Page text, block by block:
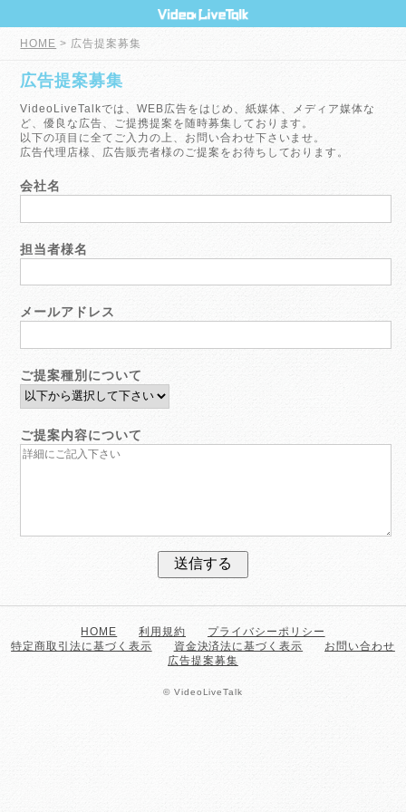
HOME > 広告提案募集
広告提案募集
VideoLiveTalkでは、WEB広告をはじめ、紙媒体、メディア媒体な
ど、優良な広告、ご提携提案を随時募集しております。
以下の項目に全てご入力の上、お問い合わせ下さいませ。
広告代理店様、広告販売者様のご提案をお待ちしております。
会社名
担当者様名
メールアドレス
ご提案種別について
ご提案内容について
送信する
HOME 利用規約
プライバシーポリシー
特定商取引法に基づく表示
資金決済法に基づく表示
お問い合わせ
広告提案募集
© VideoLiveTalk